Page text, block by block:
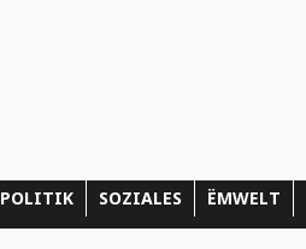
POLITIK SOZIALES ËMWELT